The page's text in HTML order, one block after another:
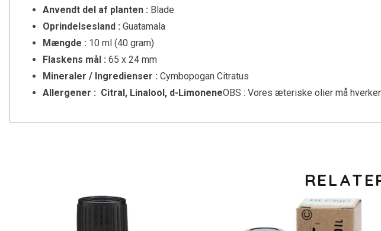
Anvendt del af planten : Blade
Oprindelsesland : Guatamala
Mængde : 10 ml (40 gram)
Flaskens mål : 65 x 24 mm
Mineraler / Ingredienser : Cymbopogan Citratus
Allergener : Citral, Linalool, d-LimoneneOBS : Vores æteriske olier må